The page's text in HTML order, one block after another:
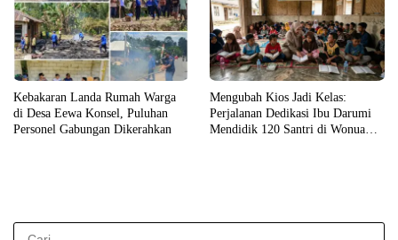
Kebakaran Landa Rumah Warga
di Desa Eewa Konsel, Puluhan
Personel Gabungan Dikerahkan
Mengubah Kios Jadi Kelas:
Perjalanan Dedikasi Ibu Darumi
Mendidik 120 Santri di Wonua
Cari